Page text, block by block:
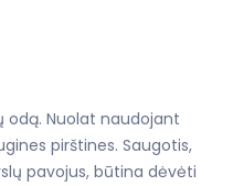
odą. Nuolat naudojant
pirštines. Saugotis,
pavojus, būtina dėvėti